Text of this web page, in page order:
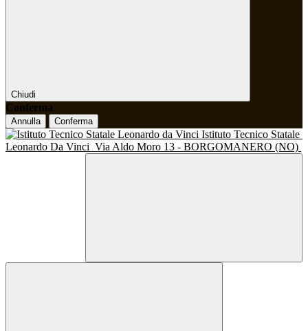
Chiudi
Conferma
Annulla Conferma
Istituto Tecnico Statale
Leonardo Da Vinci Via Aldo Moro 13 - BORGOMANERO (NO)